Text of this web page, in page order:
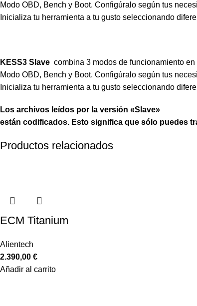
Modo OBD, Bench y Boot. Configúralo según tus
Inicializa tu herramienta a tu gusto seleccionando
KESS3 Slave combina 3 modos de funcionamiento
Modo OBD, Bench y Boot. Configúralo según tus
Inicializa tu herramienta a tu gusto seleccionando
Los archivos leídos por la versión «Slave»
están codificados. Esto significa que sólo puedes
Productos relacionados
ECM Titanium
Alientech
2.390,00 €
Añadir al carrito